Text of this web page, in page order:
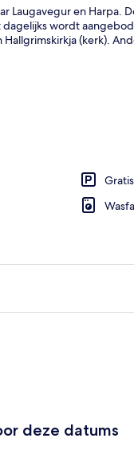
Laugavegur en Harpa.
wordt
Hallgrimskirkja (kerk).
deze datums